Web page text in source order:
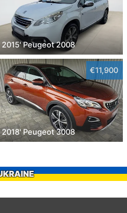
2015' Peugeot 2008
€11,900
2018' Peugeot 3008